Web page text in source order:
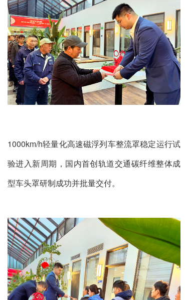
1000km/h轻量化高速磁浮列车整流罩稳定运行试
验进入新周期，国内首创轨道交通碳纤维整体成
型车头罩研制成功并批量交付。